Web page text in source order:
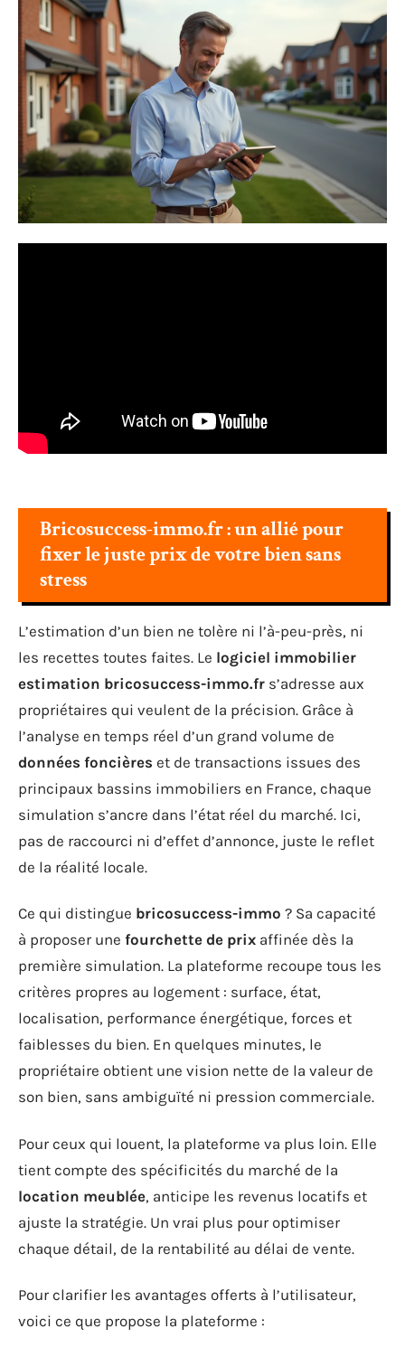
Bricosuccess-immo.fr : un allié pour
fixer le juste prix de votre bien sans
stress
L’estimation d’un bien ne tolère ni l’à-peu-près, ni
les recettes toutes faites. Le logiciel immobilier
estimation bricosuccess-immo.fr s’adresse aux
propriétaires qui veulent de la précision. Grâce à
l’analyse en temps réel d’un grand volume de
données foncières et de transactions issues des
principaux bassins immobiliers en France, chaque
simulation s’ancre dans l’état réel du marché. Ici,
pas de raccourci ni d’effet d’annonce, juste le reflet
de la réalité locale.
Ce qui distingue bricosuccess-immo ? Sa capacité
à proposer une fourchette de prix affinée dès la
première simulation. La plateforme recoupe tous les
critères propres au logement : surface, état,
localisation, performance énergétique, forces et
faiblesses du bien. En quelques minutes, le
propriétaire obtient une vision nette de la valeur de
son bien, sans ambiguïté ni pression commerciale.
Pour ceux qui louent, la plateforme va plus loin. Elle
tient compte des spécificités du marché de la
location meublée, anticipe les revenus locatifs et
ajuste la stratégie. Un vrai plus pour optimiser
chaque détail, de la rentabilité au délai de vente.
Pour clarifier les avantages offerts à l’utilisateur,
voici ce que propose la plateforme :